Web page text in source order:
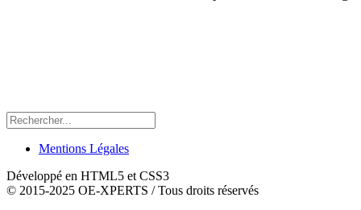
Mentions Légales
Développé en HTML5 et CSS3
© 2015-2025 OE-XPERTS / Tous droits réservés